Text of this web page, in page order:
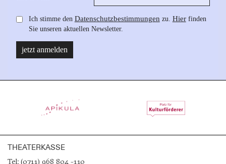
THEATERKASSE
Tel: (0711) 968 804 -110